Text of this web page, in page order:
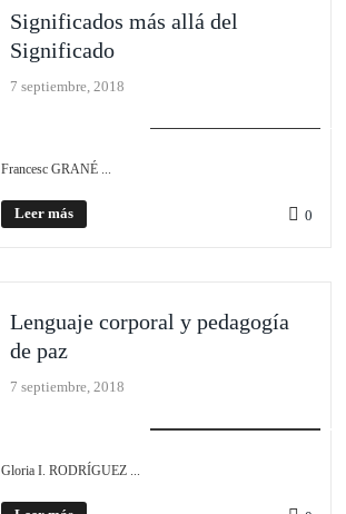
Significados más allá del
Significado
7 septiembre, 2018
Francesc GRANÉ ...
Leer más 0
Lenguaje corporal y pedagogía
de paz
7 septiembre, 2018
Gloria I. RODRÍGUEZ ...